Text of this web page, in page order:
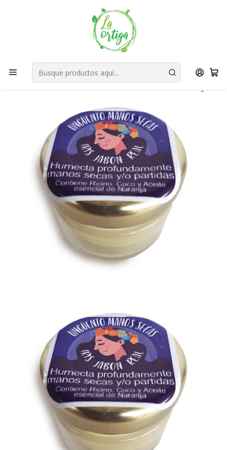
Bienvenid@s a quienes quieren un planeta más verde...
Nuestra Misión
Reduce R´s Reutilizar
Ungüento manos Secas/Partidas